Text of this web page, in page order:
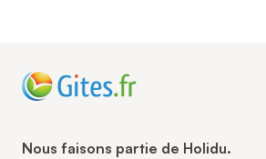
Nous faisons partie de Holidu.